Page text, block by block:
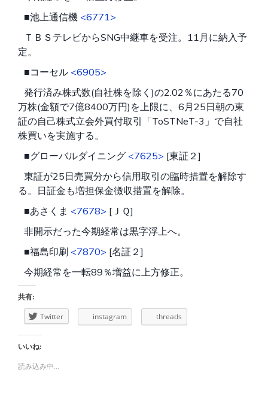
■池上通信機 <6771>
ＴＢＳテレビからSNG中継車を受注。11月に納入予
定。
■コーセル <6905>
発行済み株式数(自社株を除く)の2.02％にあたる70
万株(金額で7億8400万円)を上限に、6月25日朝の東
証の自己株式立会外買付取引「ToSTNeT-3」で自社
株買いを実施する。
■グローバルダイニング <7625> [東証２]
東証が25日売買分から信用取引の臨時措置を解除す
る。日証金も増担保金徴収措置を解除。
■あさくま <7678> [ＪＱ]
非開示だった今期経常は黒字浮上へ。
■福島印刷 <7870> [名証２]
今期経常を一転89％増益に上方修正。
共有:
Twitter instagram threads
いいね:
読み込み中...